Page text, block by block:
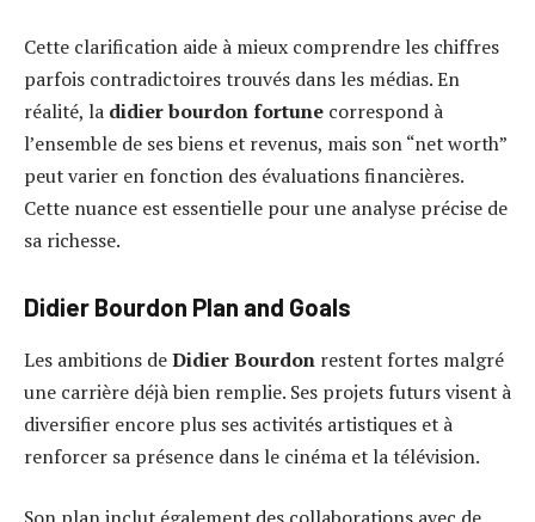
Cette clarification aide à mieux comprendre les chiffres
parfois contradictoires trouvés dans les médias. En
réalité, la didier bourdon fortune correspond à
l’ensemble de ses biens et revenus, mais son “net worth”
peut varier en fonction des évaluations financières.
Cette nuance est essentielle pour une analyse précise de
sa richesse.
Didier Bourdon Plan and Goals
Les ambitions deDidier Bourdon restent fortes malgré
une carrière déjà bien remplie. Ses projets futurs visent à
diversifier encore plus ses activités artistiques et à
renforcer sa présence dans le cinéma et la télévision.